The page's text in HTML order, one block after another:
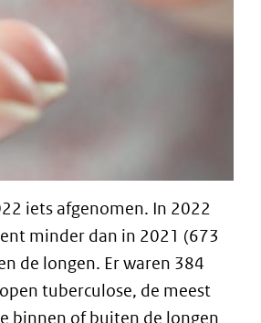
iets afgenomen. In 2022
minder dan in 2021 (673
de longen. Er waren 384
tuberculose, de meest
binnen of buiten de longen